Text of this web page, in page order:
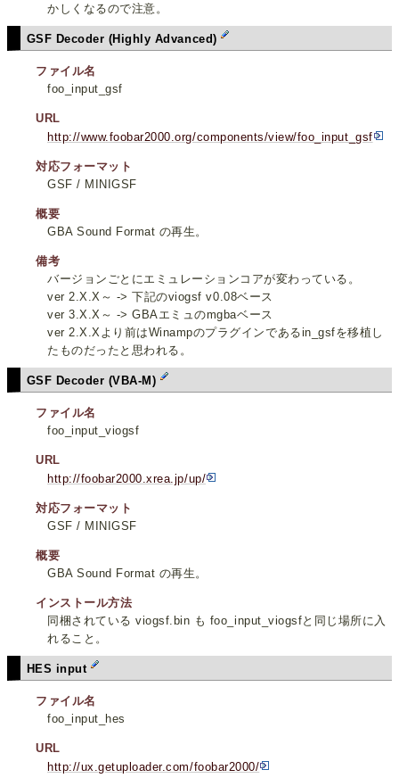
かしくなるので注意。
GSF Decoder (Highly Advanced)
ファイル名
foo_input_gsf
URL
http://www.foobar2000.org/components/view/foo_input_gsf
対応フォーマット
GSF / MINIGSF
概要
GBA Sound Format の再生。
備考
バージョンごとにエミュレーションコアが変わっている。
ver 2.X.X～ -> 下記のviogsf v0.08ベース
ver 3.X.X～ -> GBAエミュのmgbaベース
ver 2.X.Xより前はWinampのプラグインであるin_gsfを移植し
たものだったと思われる。
GSF Decoder (VBA-M)
ファイル名
foo_input_viogsf
URL
http://foobar2000.xrea.jp/up/
対応フォーマット
GSF / MINIGSF
概要
GBA Sound Format の再生。
インストール方法
同梱されている viogsf.bin も foo_input_viogsfと同じ場所に入
れること。
HES input
ファイル名
foo_input_hes
URL
http://ux.getuploader.com/foobar2000/